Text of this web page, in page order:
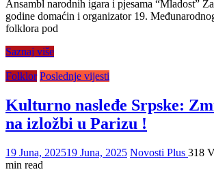
Ansambl narodnih igara i pjesama “Mladost”
godine domaćin i organizator 19.
folklora pod
Saznaj više
Folklor Poslednje vijesti
Kulturno nasleđe Srpske:
na izložbi u Parizu !
19 Juna, 202519 Juna, 2025 Novosti Plus 318
min read